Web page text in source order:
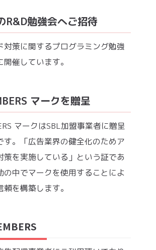
R&D勉強会へご招待
対策に関するプログラミング勉強
催しています。
マークを贈呈
マークはSBL加盟事業者に贈呈
す。「広告業界の健全化のためア
策を実施している」という証であ
の中でマークを使用することによ
を構築します。